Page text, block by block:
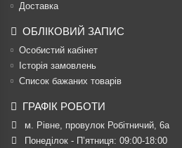
Доставка
ОБЛІКОВИЙ ЗАПИС
Особистий кабінет
Історія замовлень
Список бажаних товарів
ГРАФІК РОБОТИ
м. Рівне, провулок Робітничий, 6а
Понеділок - П’ятниця: 09:00-18:00